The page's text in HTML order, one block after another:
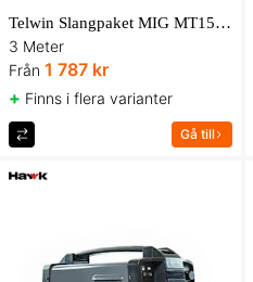
Telwin Slangpaket MIG MT15 Euro
3 Meter
Från 1 787 kr
+ Finns i flera varianter
Gå till